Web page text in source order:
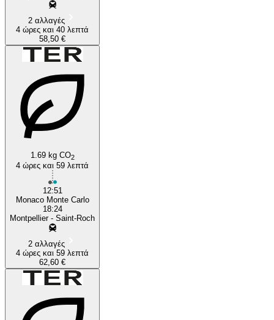
2 αλλαγές
4 ώρες και 40 λεπτά
58,50 €
1.69 kg CO2
4 ώρες και 59 λεπτά
12:51
Monaco Monte Carlo
18:24
Montpellier - Saint-Roch
2 αλλαγές
4 ώρες και 59 λεπτά
62,60 €